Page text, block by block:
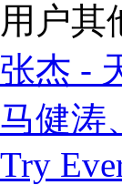
用户其
张杰 -
马健涛
Try